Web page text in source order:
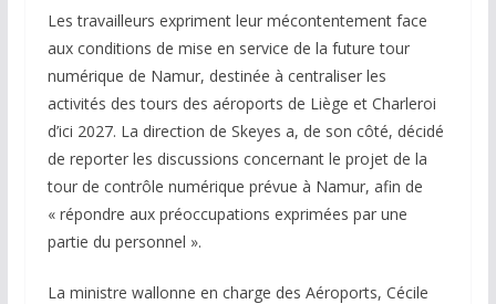
Les travailleurs expriment leur mécontentement face
aux conditions de mise en service de la future tour
numérique de Namur, destinée à centraliser les
activités des tours des aéroports de Liège et Charleroi
d’ici 2027. La direction de Skeyes a, de son côté, décidé
de reporter les discussions concernant le projet de la
tour de contrôle numérique prévue à Namur, afin de
« répondre aux préoccupations exprimées par une
partie du personnel ».
La ministre wallonne en charge des Aéroports, Cécile